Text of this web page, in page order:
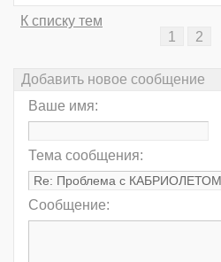
К списку тем
1
2
Добавить новое сообщение
Ваше имя:
Тема сообщения:
Сообщение: